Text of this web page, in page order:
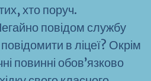
хто поруч.
повідом службу
в ліцеї? Окрім
повинні обов’язково